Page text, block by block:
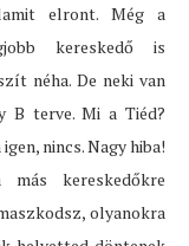
elront. Még a
kereskedő is
néha. De neki van
B terve. Mi a Tiéd?
igen, nincs. Nagy hiba!
más kereskedőkre
olyanokra